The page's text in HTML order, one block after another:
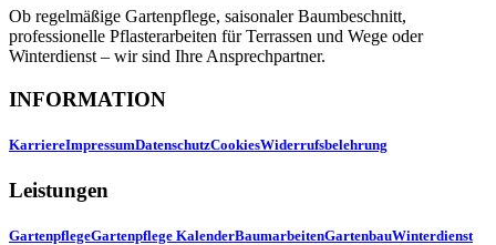
Ob regelmäßige Gartenpflege, saisonaler Baumbeschnitt,
professionelle Pflasterarbeiten für Terrassen und Wege oder
Winterdienst – wir sind Ihre Ansprechpartner.
INFORMATION
KarriereImpressumDatenschutzCookiesWiderrufsbelehrung
Leistungen
GartenpflegeGartenpflege KalenderBaumarbeitenGartenbauWinterdienst